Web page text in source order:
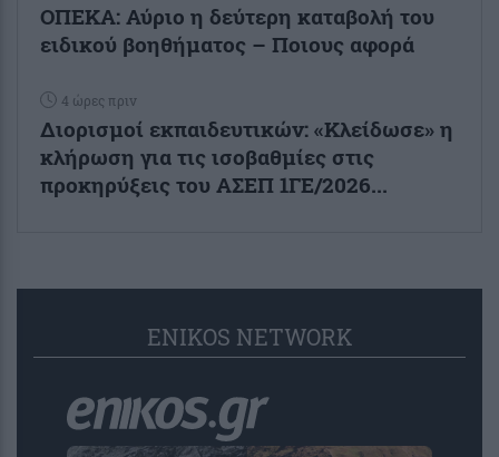
ΟΠΕΚΑ: Αύριο η δεύτερη καταβολή του
ειδικού βοηθήματος – Ποιους αφορά
4 ώρες πριν
Διορισμοί εκπαιδευτικών: «Κλείδωσε» η
κλήρωση για τις ισοβαθμίες στις
προκηρύξεις του ΑΣΕΠ 1ΓΕ/2026...
ENIKOS NETWORK